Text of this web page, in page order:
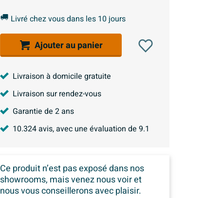
Livré chez vous dans les 10 jours
Ajouter au panier
Livraison à domicile gratuite
Livraison sur rendez-vous
Garantie de 2 ans
10.324avis, avec une évaluation de 9.1
Ce produit n’est pas exposé dansnos
showrooms, mais venez nous voir et
nous vous conseillerons avec plaisir.